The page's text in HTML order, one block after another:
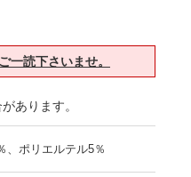
一読下さいませ。
あります。
、ポリエルテル5％